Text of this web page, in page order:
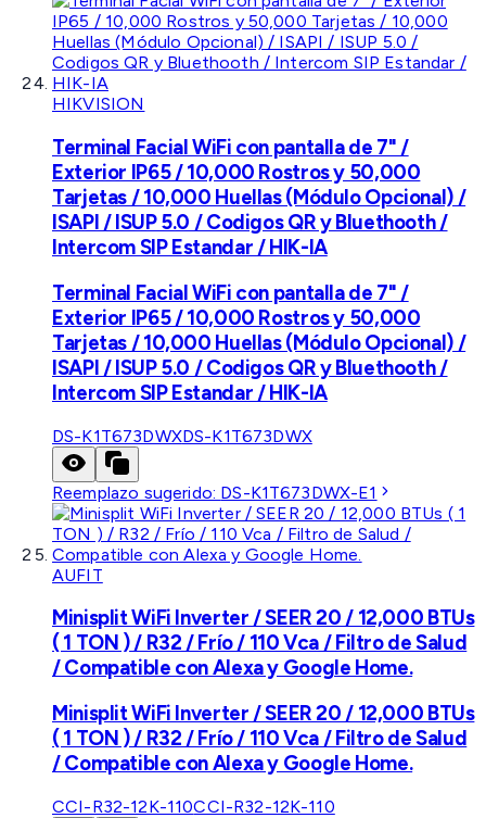
HIKVISION
Terminal Facial WiFi con pantalla de 7" /
Exterior IP65 / 10,000 Rostros y 50,000
Tarjetas / 10,000 Huellas (Módulo Opcional) /
ISAPI / ISUP 5.0 / Codigos QR y Bluethooth /
Intercom SIP Estandar / HIK-IA
Terminal Facial WiFi con pantalla de 7" /
Exterior IP65 / 10,000 Rostros y 50,000
Tarjetas / 10,000 Huellas (Módulo Opcional) /
ISAPI / ISUP 5.0 / Codigos QR y Bluethooth /
Intercom SIP Estandar / HIK-IA
DS-K1T673DWXDS-K1T673DWX
Reemplazo sugerido: DS-K1T673DWX-E1
AUFIT
Minisplit WiFi Inverter / SEER 20 / 12,000 BTUs
( 1 TON ) / R32 / Frío / 110 Vca / Filtro de Salud
/ Compatible con Alexa y Google Home.
Minisplit WiFi Inverter / SEER 20 / 12,000 BTUs
( 1 TON ) / R32 / Frío / 110 Vca / Filtro de Salud
/ Compatible con Alexa y Google Home.
CCI-R32-12K-110CCI-R32-12K-110